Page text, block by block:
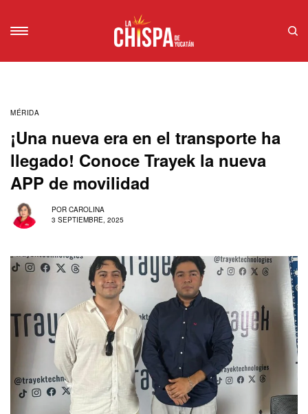
MÉRIDA
¡Una nueva era en el transporte ha
llegado! Conoce Trayek la nueva
APP de movilidad
POR CAROLINA
3 SEPTIEMBRE, 2025